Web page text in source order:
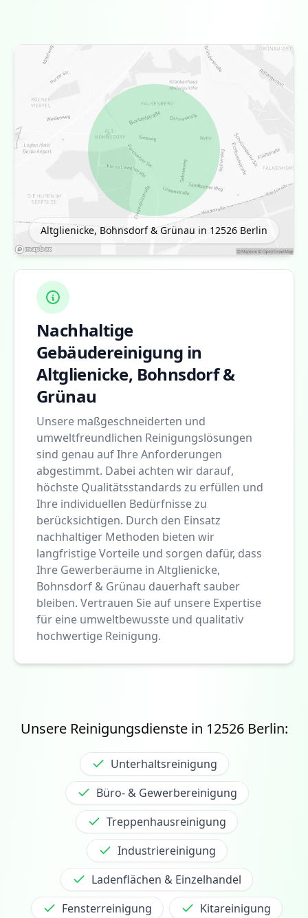
Altglienicke, Bohnsdorf & Grünau in 12526 Berlin
Nachhaltige
Gebäudereinigung in
Altglienicke, Bohnsdorf &
Grünau
Unsere maßgeschneiderten und
umweltfreundlichen Reinigungslösungen
sind genau auf Ihre Anforderungen
abgestimmt. Dabei achten wir darauf,
höchste Qualitätsstandards zu erfüllen und
Ihre individuellen Bedürfnisse zu
berücksichtigen. Durch den Einsatz
nachhaltiger Methoden bieten wir
langfristige Vorteile und sorgen dafür, dass
Ihre Gewerberäume in Altglienicke,
Bohnsdorf & Grünau dauerhaft sauber
bleiben. Vertrauen Sie auf unsere Expertise
für eine umweltbewusste und qualitativ
hochwertige Reinigung.
Unsere Reinigungsdienste in 12526Berlin:
Unterhaltsreinigung
Büro- & Gewerbereinigung
Treppenhausreinigung
Industriereinigung
Ladenflächen & Einzelhandel
Fensterreinigung
Kitareinigung